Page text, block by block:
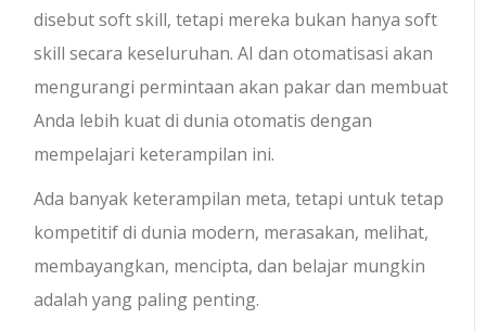
disebut soft skill, tetapi mereka bukan hanya soft
skill secara keseluruhan. AI dan otomatisasi akan
mengurangi permintaan akan pakar dan membuat
Anda lebih kuat di dunia otomatis dengan
mempelajari keterampilan ini.
Ada banyak keterampilan meta, tetapi untuk tetap
kompetitif di dunia modern, merasakan, melihat,
membayangkan, mencipta, dan belajar mungkin
adalah yang paling penting.